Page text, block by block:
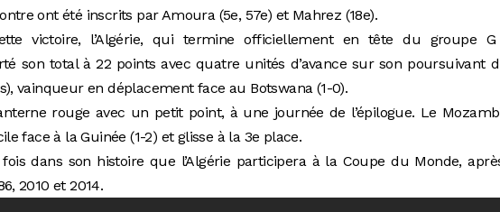
ont été inscrits par Amoura (5e, 57e) et Mahrez (18e).
victoire, l’Algérie, qui termine officiellement en tête du groupe G
son total à 22 points avec quatre unités d’avance sur son poursuivant
vainqueur en déplacement face au Botswana (1-0).
rouge avec un petit point, à une journée de l’épilogue. Le
face à la Guinée (1-2) et glisse à la 3e place.
fois dans son histoire que l’Algérie participera à la Coupe du Monde,
2010 et 2014.